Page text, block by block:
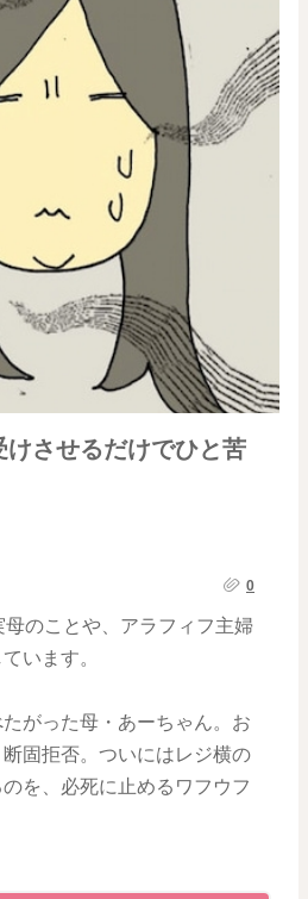
させるだけでひと苦
0
のことや、アラフィフ主婦
います。
がった母・あーちゃん。お
固拒否。ついにはレジ横の
を、必死に止めるワフウフ